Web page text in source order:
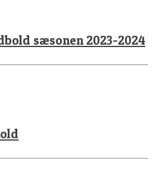
sæsonen 2023-2024